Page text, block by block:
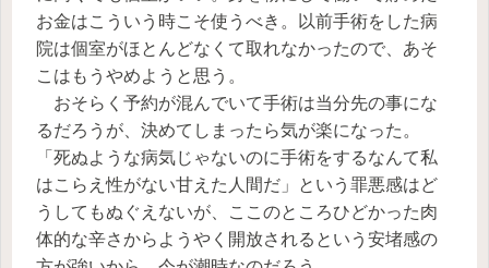
お金はこういう時こそ使うべき。以前手術をした病
院は個室がほとんどなくて取れなかったので、あそ
こはもうやめようと思う。
おそらく予約が混んでいて手術は当分先の事にな
るだろうが、決めてしまったら気が楽になった。
「死ぬような病気じゃないのに手術をするなんて私
はこらえ性がない甘えた人間だ」という罪悪感はど
うしてもぬぐえないが、ここのところひどかった肉
体的な辛さからようやく開放されるという安堵感の